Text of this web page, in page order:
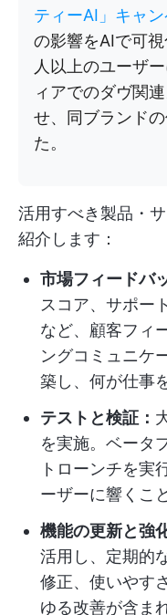
ティーAI」キャ
の影響をAIで可
人以上のユーザ
ィアでのダヴ関
せ、同ブランド
た。
活用すべき製品・
紹介します：
市場フィードバ
スコア、サポー
など、顧客フィ
ングコミュニケ
築し、何が仕事
テストと検証：
を実施。ベータ
トローンチを実
ーザーに響くこ
機能の更新と強
活用し、定期的
修正、使いやす
ゆる改善が含ま